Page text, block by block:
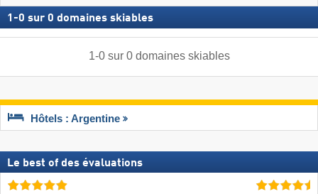
1 -0 sur 0 domaines skiables
1-0sur 0 domaines skiables
Hôtels : Argentine
Le best of des évaluations